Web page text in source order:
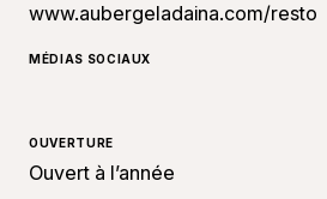
www.aubergeladaina.com/resto
MÉDIAS SOCIAUX
OUVERTURE
Ouvert à l’année